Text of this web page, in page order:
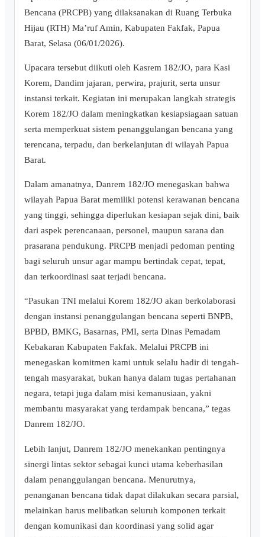
Bencana (PRCPB) yang dilaksanakan di Ruang Terbuka
Hijau (RTH) Ma’ruf Amin, Kabupaten Fakfak, Papua
Barat, Selasa (06/01/2026).
Upacara tersebut diikuti oleh Kasrem 182/JO, para Kasi
Korem, Dandim jajaran, perwira, prajurit, serta unsur
instansi terkait. Kegiatan ini merupakan langkah strategis
Korem 182/JO dalam meningkatkan kesiapsiagaan satuan
serta memperkuat sistem penanggulangan bencana yang
terencana, terpadu, dan berkelanjutan di wilayah Papua
Barat.
Dalam amanatnya, Danrem 182/JO menegaskan bahwa
wilayah Papua Barat memiliki potensi kerawanan bencana
yang tinggi, sehingga diperlukan kesiapan sejak dini, baik
dari aspek perencanaan, personel, maupun sarana dan
prasarana pendukung. PRCPB menjadi pedoman penting
bagi seluruh unsur agar mampu bertindak cepat, tepat,
dan terkoordinasi saat terjadi bencana.
“Pasukan TNI melalui Korem 182/JO akan berkolaborasi
dengan instansi penanggulangan bencana seperti BNPB,
BPBD, BMKG, Basarnas, PMI, serta Dinas Pemadam
Kebakaran Kabupaten Fakfak. Melalui PRCPB ini
menegaskan komitmen kami untuk selalu hadir di tengah-
tengah masyarakat, bukan hanya dalam tugas pertahanan
negara, tetapi juga dalam misi kemanusiaan, yakni
membantu masyarakat yang terdampak bencana,” tegas
Danrem 182/JO.
Lebih lanjut, Danrem 182/JO menekankan pentingnya
sinergi lintas sektor sebagai kunci utama keberhasilan
dalam penanggulangan bencana. Menurutnya,
penanganan bencana tidak dapat dilakukan secara parsial,
melainkan harus melibatkan seluruh komponen terkait
dengan komunikasi dan koordinasi yang solid agar